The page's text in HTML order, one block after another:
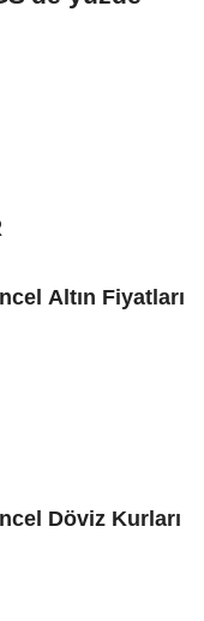
Altın Fiyatları
Döviz Kurları